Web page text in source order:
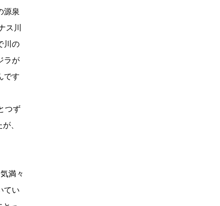
源泉
ス川
川の
ラが
です
つず
、
満々
てい